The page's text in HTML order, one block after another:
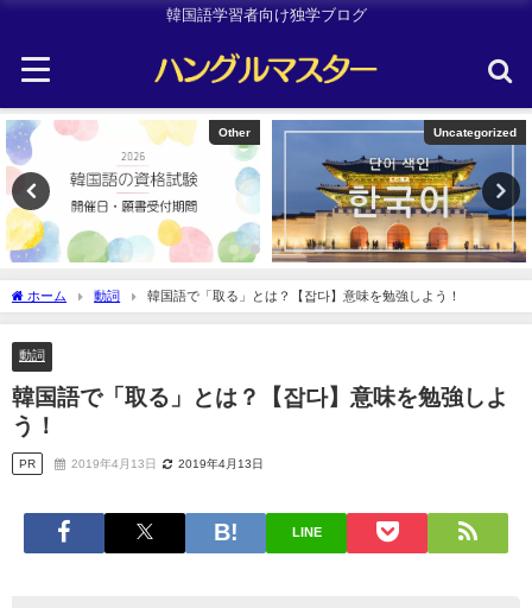
韓国語学習者向け独学ブログ
Uncategorized TOPIK
ホーム 動詞 韓国語で「取る」とは？【잡다】意味を勉強しよう！
動詞
韓国語で「取る」とは？【잡다】意味を勉強しよ
う！
PR 2019年4月13日 2019年4月13日
LINE